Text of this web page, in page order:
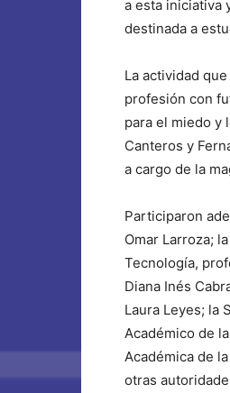
a esta iniciativa
destinada a
La actividad
profesión con
para el miedo y
Canteros y
a cargo de la
Participaron
Omar Larroza;
Tecnología,
Diana Inés
Laura Leyes; la
Académico de
Académica de
otras